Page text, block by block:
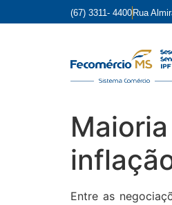
(67) 3311- 4400 Rua
Entre as